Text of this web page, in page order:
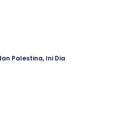
Palestina, Ini Dia